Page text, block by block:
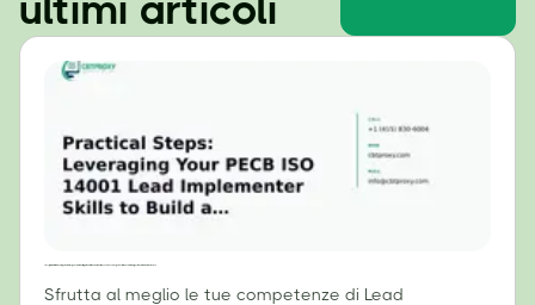
Sfrutta al meglio le tue competenze di Lead